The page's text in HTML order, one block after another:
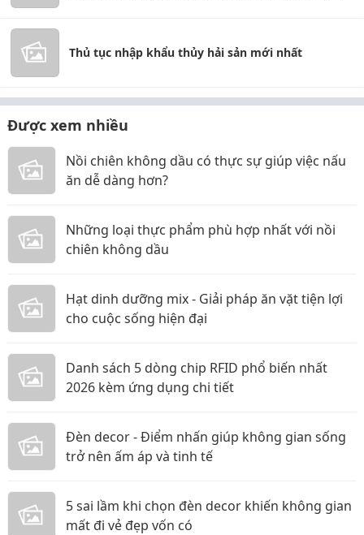
Thủ tục nhập khẩu thủy hải sản mới nhất
Được xem nhiều
Nồi chiên không dầu có thực sự giúp việc nấu
ăn dễ dàng hơn?
Những loại thực phẩm phù hợp nhất với nồi
chiên không dầu
Hạt dinh dưỡng mix - Giải pháp ăn vặt tiện lợi
cho cuộc sống hiện đại
Danh sách 5 dòng chip RFID phổ biến nhất
2026 kèm ứng dụng chi tiết
Đèn decor - Điểm nhấn giúp không gian sống
trở nên ấm áp và tinh tế
5 sai lầm khi chọn đèn decor khiến không gian
mất đi vẻ đẹp vốn có